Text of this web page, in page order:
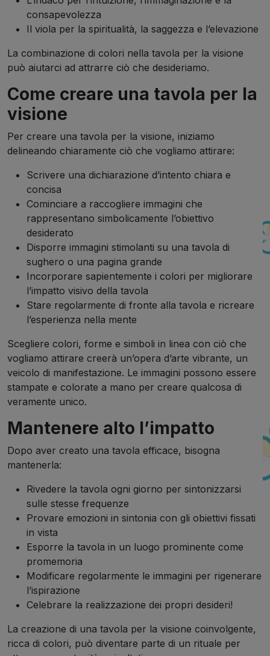
consapevolezza
Il viola per la spiritualità, la saggezza e l’elevazione
La combinazione di colori nella tavola per la visione
può aiutarci ad attrarre ciò che desideriamo.
Come creare una tavola per la
visione
Per creare una tavola per la visione, iniziamo
delineando chiaramente ciò che vogliamo attirare:
Scrivere una dichiarazione d’intento chiara e
concisa
Cominciare a raccogliere immagini che
rappresentano simbolicamente l’obiettivo
desiderato
Disporre immagini stimolanti su una tavola di
sughero o una pagina grande
Incorporare sapientemente i colori per migliorare
l’impatto visivo della tavola
Stare regolarmente di fronte alla tavola e ricreare
l’esperienza nella mente
Scegliere colori, forme e simboli in linea con ciò che
vogliamo attirare creerà un’opera d’arte vibrante, un
veicolo di manifestazione. Le immagini possono essere
stampate e colorate a mano per creare qualcosa di
veramente unico.
Mantenere alto l’impatto
Dopo aver creato una tavola efficace, bisogna
mantenerla:
Rivedere la tavola ogni giorno per sintonizzarsi
sulle stesse frequenze
Provare emozioni in sintonia con gli obiettivi fissati
in vista
Esporre la tavola in un luogo prominente come
promemoria
Modificare regolarmente le immagini per rigenerare
l’ispirazione
Celebrare la realizzazione dei propri desideri!
La creazione di una tavola per la visione coinvolgente,
ricca di colori, può diventare parte di un rituale per